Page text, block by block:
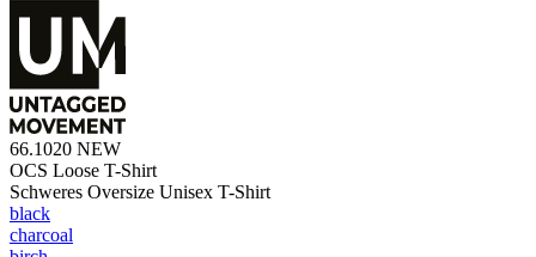
66.1020 NEW
OCS Loose T-Shirt
Schweres Oversize Unisex T-Shirt
black
charcoal